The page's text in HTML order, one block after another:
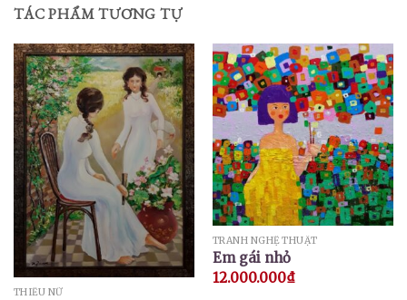
TÁC PHẨM TƯƠNG TỰ
THIẾU NỮ
TRANH NGHỆ THUẬT
Em gái nhỏ
12.000.000₫